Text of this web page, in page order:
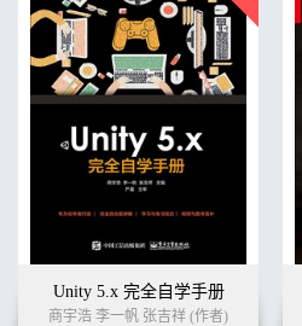
Unity 5.x 完全自学手册
商宇浩 李一帆 张吉祥 (作者)